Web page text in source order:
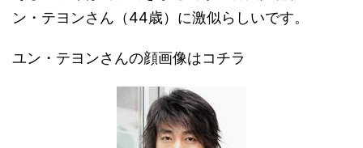
ン・テヨンさん（44歳）に激似らしいです。
ユン・テヨンさんの顔画像はコチラ